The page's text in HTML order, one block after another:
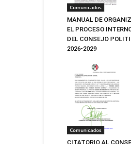
Comunicados
MANUAL DE
EL PROCESO
DEL CONSEJO
2026-2029
Comunicados
CITATORIO AL